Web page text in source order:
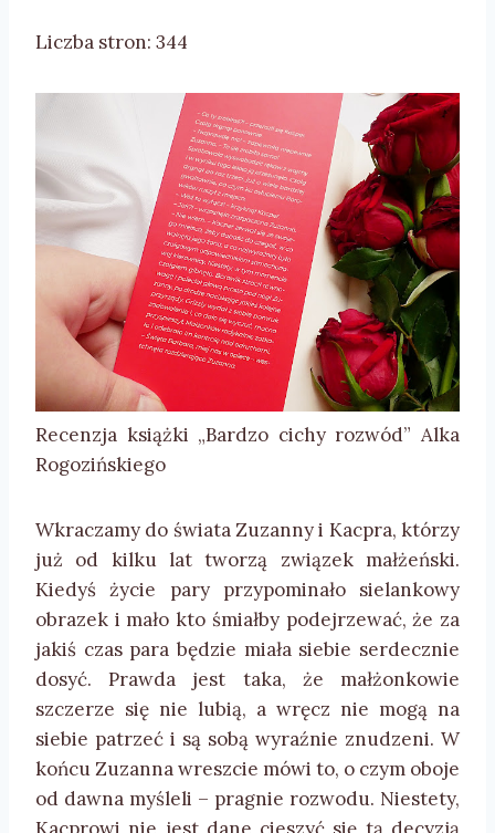
Liczba stron: 344
Recenzja książki „Bardzo cichy rozwód” Alka
Rogozińskiego
Wkraczamy do świata Zuzanny i Kacpra, którzy
już od kilku lat tworzą związek małżeński.
Kiedyś życie pary przypominało sielankowy
obrazek i mało kto śmiałby podejrzewać, że za
jakiś czas para będzie miała siebie serdecznie
dosyć. Prawda jest taka, że małżonkowie
szczerze się nie lubią, a wręcz nie mogą na
siebie patrzeć i są sobą wyraźnie znudzeni. W
końcu Zuzanna wreszcie mówi to, o czym oboje
od dawna myśleli – pragnie rozwodu. Niestety,